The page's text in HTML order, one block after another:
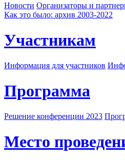
Новости Организаторы и
Как это было: архив 2003-2022
Участникам
Информация для участников
Программа
Решение конференции 2023
Место